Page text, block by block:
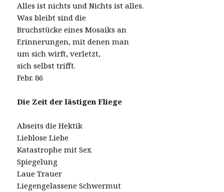
Alles ist nichts und Nichts ist alles.
Was bleibt sind die
Bruchstücke eines Mosaiks an
Erinnerungen, mit denen man
um sich wirft, verletzt,
sich selbst trifft.
Febr. 86
Die Zeit der lästigen Fliege
Abseits die Hektik
Lieblose Liebe
Katastrophe mit Sex
Spiegelung
Laue Trauer
Liegengelassene Schwermut